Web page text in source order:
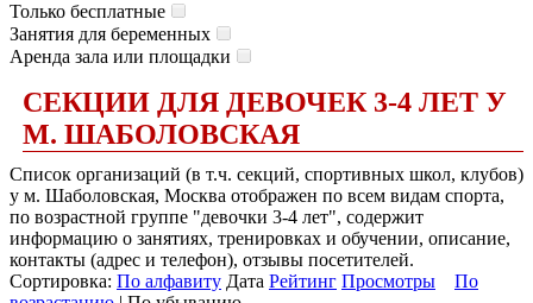
Только бесплатные
Занятия для беременных
Аренда зала или площадки
СЕКЦИИ ДЛЯ ДЕВОЧЕК 3-4 ЛЕТ У
М. ШАБОЛОВСКАЯ
Список организаций (в т.ч. секций, спортивных школ, клубов)
у м. Шаболовская, Москва отображен по всем видам спорта,
по возрастной группе "девочки 3-4 лет", содержит
информацию о занятиях, тренировках и обучении, описание,
контакты (адрес и телефон), отзывы посетителей.
Сортировка: По алфавиту Дата Рейтинг Просмотры
По